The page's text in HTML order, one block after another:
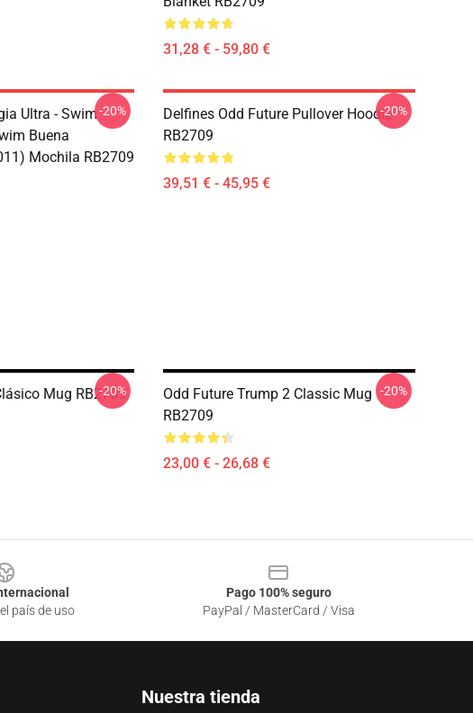
31,28 € - 59,80 €
Ultra - Swim
Buena
Mochila RB2709
-20%
Delfines Odd Future Pullover Hoodie
RB2709
39,51 € - 45,95 €
-20%
Mug RB2709
-20%
Odd Future Trump 2 Classic Mug
RB2709
23,00 € - 26,68 €
-20%
país de uso
Pago 100% seguro
PayPal / MasterCard / Visa
Nuestra tienda